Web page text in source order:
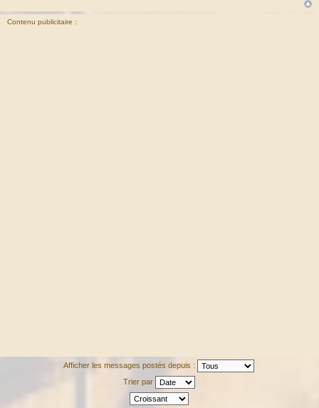
Contenu publicitaire :
Afficher les messages postés depuis :
Trier par